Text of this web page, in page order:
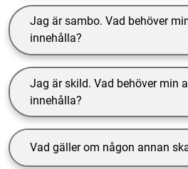
Jag är sambo. Vad behöver
innehålla?
Jag är skild. Vad behöver min
innehålla?
Vad gäller om någon annan